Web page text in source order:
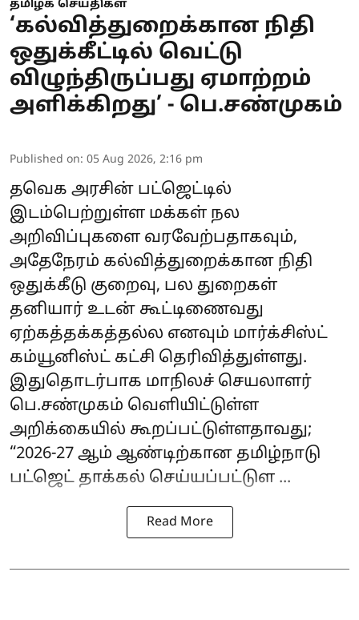
தமிழக செய்திகள்
‘கல்வித்துறைக்கான நிதி
ஒதுக்கீட்டில் வெட்டு
விழுந்திருப்பது ஏமாற்றம்
அளிக்கிறது’ - பெ.சண்முகம்
Published on: 05 Aug 2026, 2:16 pm
தவெக அரசின் பட்ஜெட்டில்
இடம்பெற்றுள்ள மக்கள் நல
அறிவிப்புகளை வரவேற்பதாகவும்,
அதேநேரம் கல்வித்துறைக்கான நிதி
ஒதுக்கீடு குறைவு, பல துறைகள்
தனியார் உடன் கூட்டிணைவது
ஏற்கத்தக்கத்தல்ல எனவும் மார்க்சிஸ்ட்
கம்யூனிஸ்ட் கட்சி தெரிவித்துள்ளது.
இதுதொடர்பாக மாநிலச் செயலாளர்
பெ.சண்முகம் வெளியிட்டுள்ள
அறிக்கையில் கூறப்பட்டுள்ளதாவது;
“2026-27 ஆம் ஆண்டிற்கான தமிழ்நாடு
பட்ஜெட் தாக்கல் செய்யப்பட்டுள ...
Read More